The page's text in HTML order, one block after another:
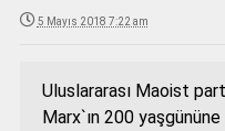
5 Mayıs 2018 7:22 am
Uluslararası Maoist
Marx`ın 200